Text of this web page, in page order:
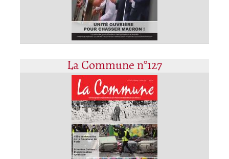
La Commune n°127